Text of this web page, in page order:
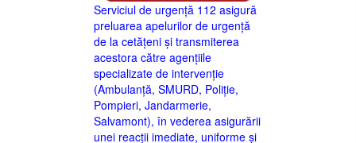
Serviciul de urgență 112 asigură
preluarea apelurilor de urgență
de la cetățeni și transmiterea
acestora către agențiile
specializate de intervenție
(Ambulanță, SMURD, Poliție,
Pompieri, Jandarmerie,
Salvamont), în vederea asigurării
unei reacții imediate, uniforme și